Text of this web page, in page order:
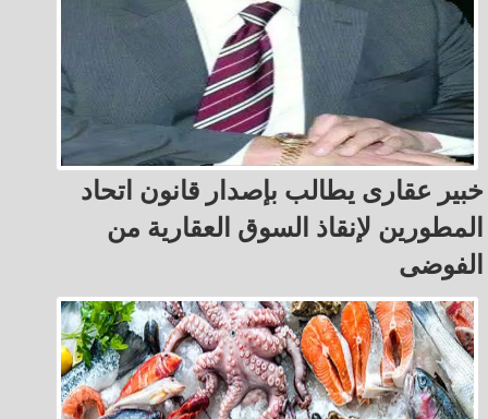
خبير عقارى يطالب بإصدار قانون اتحاد
المطورين لإنقاذ السوق العقارية من
الفوضى